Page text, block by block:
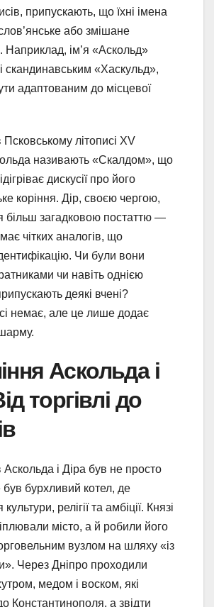
припускають, що їхні імена
або змішане
Наприклад, ім’я «Аскольд»
скандинавським «Хаскульд»,
адаптованим до місцевої
літописі XV
називають «Скалдом», що
дискусії про його
коріння. Дір, своєю чергою,
більш загадковою постаттю —
чітких аналогів, що
Чи були вони
чи навіть однією
деякі вчені?
немає, але це лише додає
шарму.
Аскольда і
торгівлі до
Аскольда і Діра був не просто
бурхливий котел, де
релігії та амбіції. Князі
місто, а й робили його
вузлом на шляху «із
Через Дніпро проходили
медом і воском, які
Константинополя, а звідти